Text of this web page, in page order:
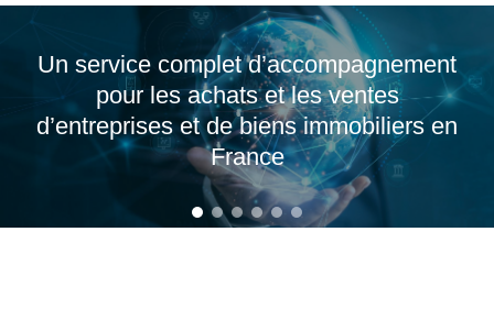
Une forte expertise en fusions
acquisitions pour l’achat de sociétés
avec immobilier